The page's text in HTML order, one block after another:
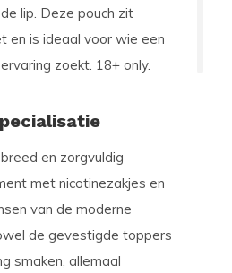
lip. Deze pouch zit
en is ideaal voor wie een
zoekt. 18+ only.
en zorgvuldig
met nicotinezakjes en
van de moderne
de gevestigde toppers
smaken, allemaal